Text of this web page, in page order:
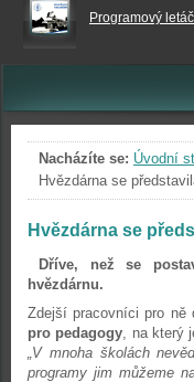
Programový
Nacházíte se: Úvodní
Hvězdárna se
Hvězdárna se
Dříve, než se
hvězdárnu.
Zdejší pracovníci pro ně
pro pedagogy, na který
„V mnoha školách
programy jim můžeme